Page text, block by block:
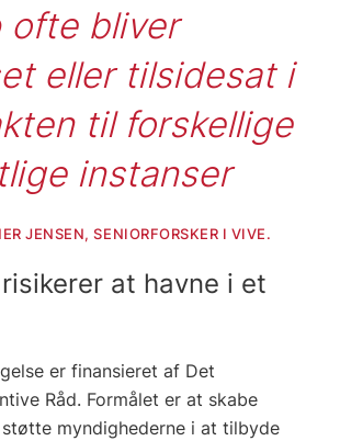
bliver
eller tilsidesat i
til forskellige
instanser
JENSEN, SENIORFORSKER I VIVE.
at havne i et
er finansieret af Det
Råd. Formålet er at skabe
myndighederne i at tilbyde